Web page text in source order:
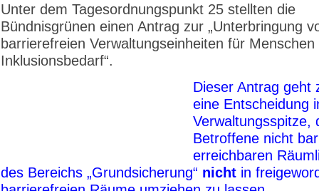
Unter dem Tagesordnungspunkt 25 stellten die
Bündnisgrünen einen Antrag zur „Unterbringung
barrierefreien Verwaltungseinheiten für Menschen
Inklusionsbedarf“.
Dieser Antrag geht
eine Entscheidung
Verwaltungsspitze,
Betroffene nicht
erreichbaren
des Bereichs „Grundsicherung“ nicht in